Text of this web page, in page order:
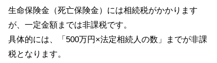
生命保険金（死亡保険金）には相続税がかかります
が、一定金額までは非課税です。
具体的には、「 500万円 ×法定相続人の数」までが非課
税となります。